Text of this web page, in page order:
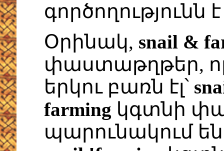
գործողությունն
Օրինակ, snail &
փաստաթղթեր,
երկու բառն էլ՝
farming կգտնի
պարունակում